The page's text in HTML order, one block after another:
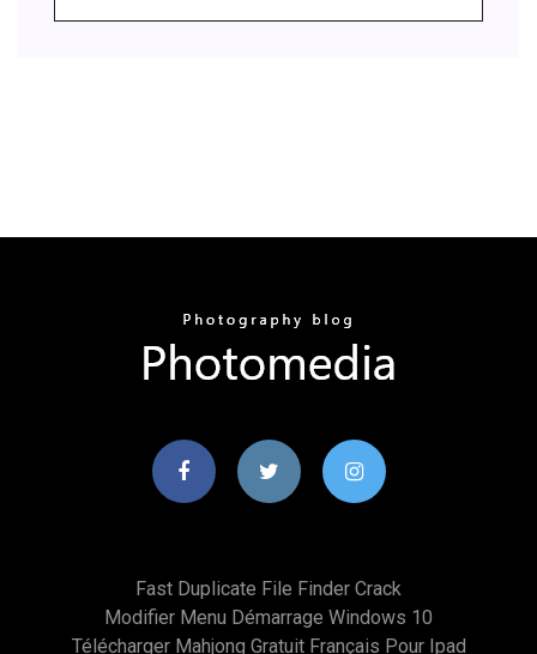
Fast Duplicate File Finder Crack
Modifier Menu Démarrage Windows 10
Télécharger Mahjong Gratuit Français Pour Ipad